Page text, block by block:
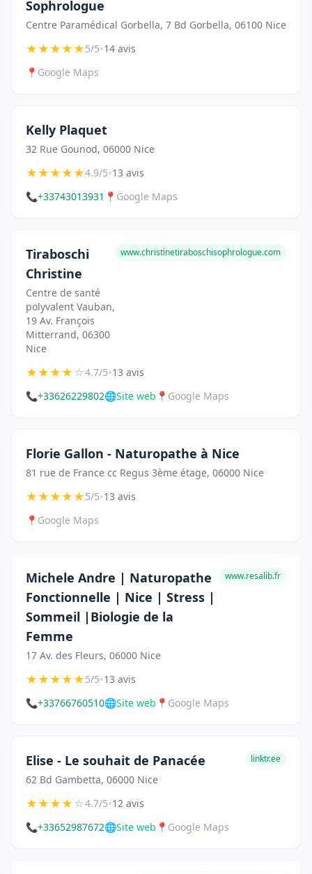
Sophrologue
Centre Paramédical Gorbella, 7 Bd Gorbella, 06100 Nice
★★★★★5/5•14 avis
📍 Google Maps
Kelly Plaquet
32 Rue Gounod, 06000 Nice
★★★★★4.9/5•13 avis
📞+33743013931 📍 Google Maps
Tiraboschi
Christine
Centre de santé
polyvalent Vauban,
19 Av. François
Mitterrand, 06300
Nice
www.christinetiraboschisophrologue.com
★★★★☆4.7/5•13 avis
📞+33626229802🌐Site web 📍 Google Maps
Florie Gallon - Naturopathe à Nice
81 rue de France cc Regus 3ème étage, 06000 Nice
★★★★★5/5•13 avis
📍 Google Maps
Michele Andre | Naturopathe
Fonctionnelle | Nice | Stress |
Sommeil |Biologie de la
Femme
17 Av. des Fleurs, 06000 Nice
www.resalib.fr
★★★★★5/5•13 avis
📞+33766760510🌐Site web 📍 Google Maps
Elise - Le souhait de Panacée
62 Bd Gambetta, 06000 Nice
linktr.ee
★★★★☆4.7/5•12 avis
📞+33652987672🌐Site web 📍 Google Maps